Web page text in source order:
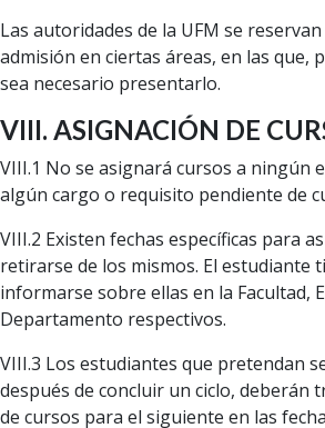
Las autoridades de la UFM se
admisión en ciertas áreas, en las que,
sea necesario presentarlo.
VIII. ASIGNACIÓN DE
VIII.1 No se asignará cursos a ningún
algún cargo o requisito pendiente de
VIII.2 Existen fechas específicas para
retirarse de los mismos. El estudiante
informarse sobre ellas en la Facultad,
Departamento respectivos.
VIII.3 Los estudiantes que pretendan
después de concluir un ciclo, deberán
de cursos para el siguiente en las